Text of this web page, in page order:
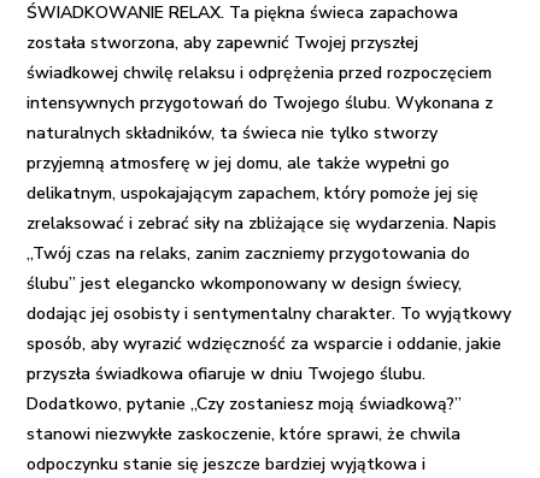
ŚWIADKOWANIE RELAX. Ta piękna świeca zapachowa
została stworzona, aby zapewnić Twojej przyszłej
świadkowej chwilę relaksu i odprężenia przed rozpoczęciem
intensywnych przygotowań do Twojego ślubu. Wykonana z
naturalnych składników, ta świeca nie tylko stworzy
przyjemną atmosferę w jej domu, ale także wypełni go
delikatnym, uspokajającym zapachem, który pomoże jej się
zrelaksować i zebrać siły na zbliżające się wydarzenia. Napis
„Twój czas na relaks, zanim zaczniemy przygotowania do
ślubu” jest elegancko wkomponowany w design świecy,
dodając jej osobisty i sentymentalny charakter. To wyjątkowy
sposób, aby wyrazić wdzięczność za wsparcie i oddanie, jakie
przyszła świadkowa ofiaruje w dniu Twojego ślubu.
Dodatkowo, pytanie „Czy zostaniesz moją świadkową?”
stanowi niezwykłe zaskoczenie, które sprawi, że chwila
odpoczynku stanie się jeszcze bardziej wyjątkowa i